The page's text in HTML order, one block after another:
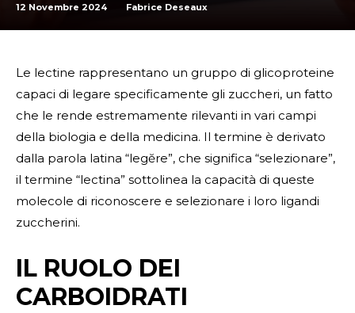
12 Novembre 2024 Fabrice Deseaux
Le lectine rappresentano un gruppo di glicoproteine
capaci di legare specificamente gli zuccheri, un fatto
che le rende estremamente rilevanti in vari campi
della biologia e della medicina. Il termine è derivato
dalla parola latina “legĕre”, che significa “selezionare”,
il termine “lectina” sottolinea la capacità di queste
molecole di riconoscere e selezionare i loro ligandi
zuccherini.
IL RUOLO DEI
CARBOIDRATI